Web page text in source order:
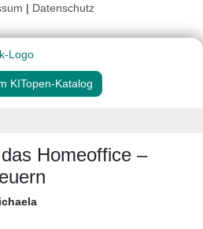
| Datenschutz
KITopen-Katalog
Homeoffice –